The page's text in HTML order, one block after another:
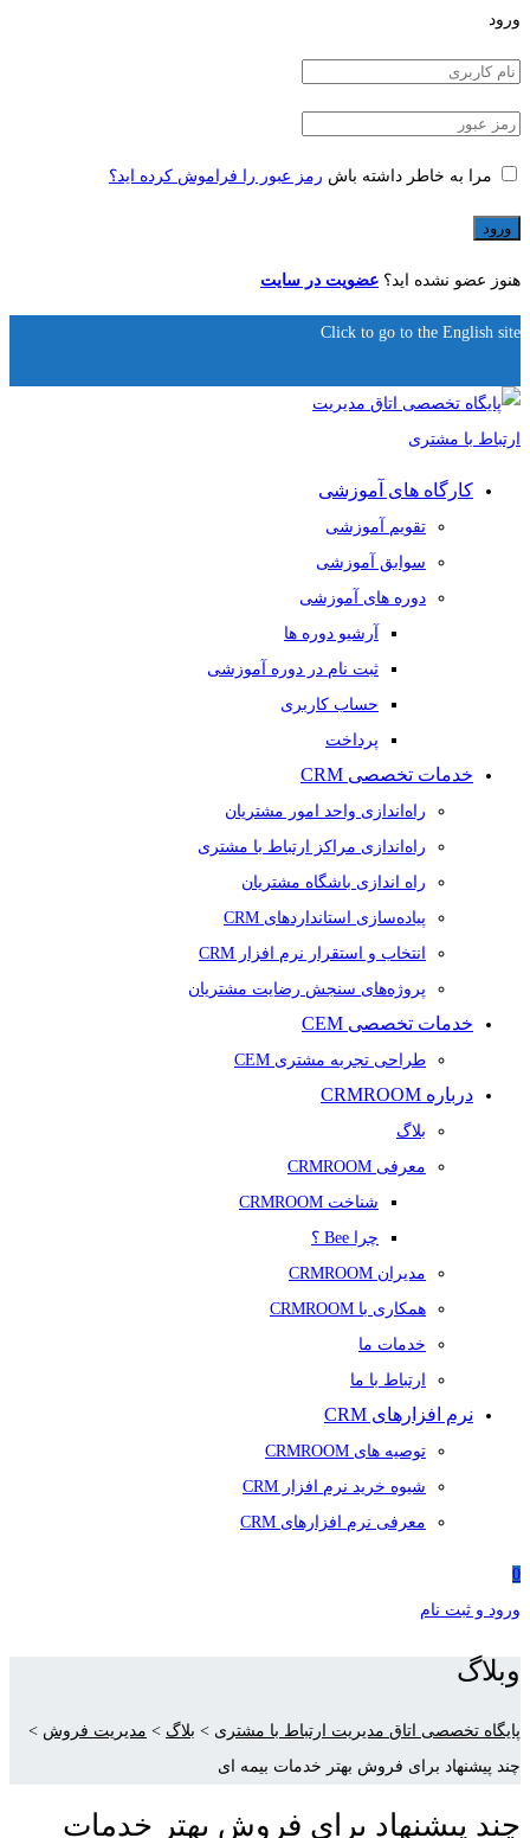
ورود
مرا به خاطر داشته باش رمز عبور را فراموش کرده اید؟
هنوز عضو نشده اید؟ عضویت در سایت
Click to go to the English site
کارگاه های آموزشی
تقویم آموزشی
سوابق آموزشی
دوره های آموزشی
آرشیو دوره ها
ثبت نام در دوره آموزشی
حساب کاربری
پرداخت
خدمات تخصصی CRM
راه‌اندازی واحد امور مشتریان
راه‌اندازی مراکز ارتباط با مشتری
راه اندازی باشگاه مشتریان
پیاده‌سازی استانداردهای CRM
انتخاب و استقرار نرم افزار CRM
پروژه‌های سنجش رضایت مشتریان
خدمات تخصصی CEM
طراحی تجربه مشتری CEM
درباره CRMROOM
بلاگ
معرفی CRMROOM
شناخت CRMROOM
چرا Bee ؟
مدیران CRMROOM
همکاری با CRMROOM
خدمات ما
ارتباط با ما
نرم افزارهای CRM
توصیه های CRMROOM
شیوه خرید نرم افزار CRM
معرفی نرم افزارهای CRM
0
ورود و ثبت نام
وبلاگ
پایگاه تخصصی اتاق مدیریت ارتباط با مشتری > بلاگ > مدیریت فروش >
چند پیشنهاد برای فروش بهتر خدمات بیمه ای
چند پیشنهاد برای فروش بهتر خدمات